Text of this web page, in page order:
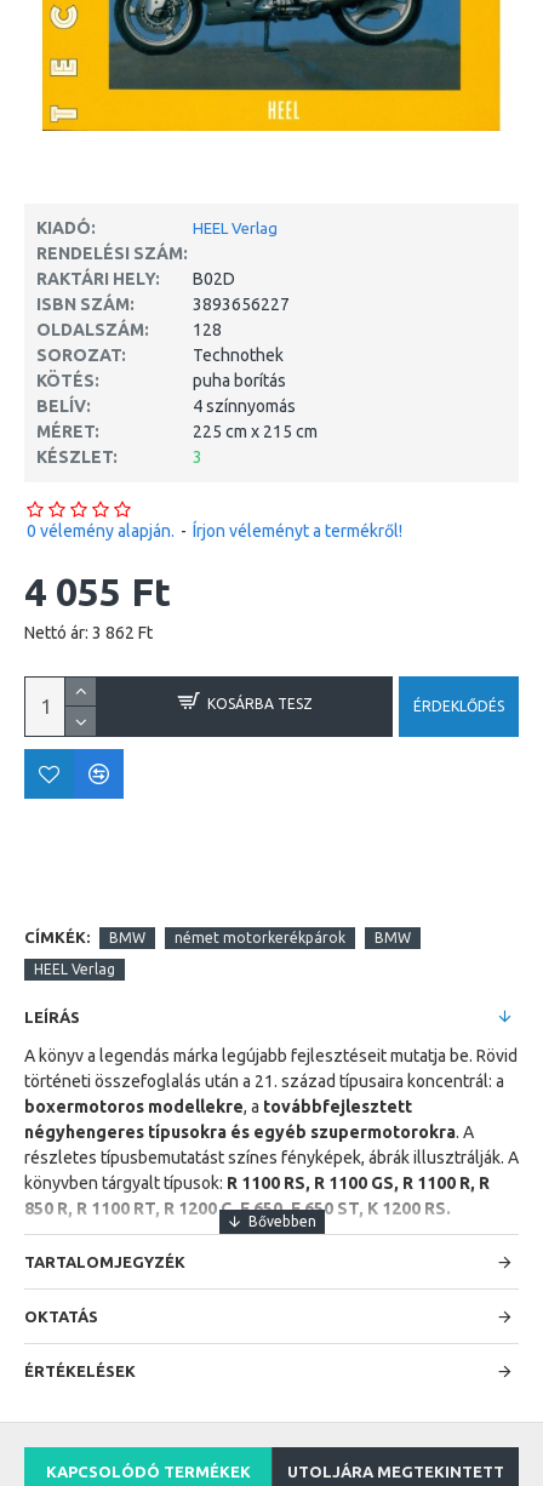
KIADÓ: HEEL Verlag
RENDELÉSI SZÁM:
RAKTÁRI HELY:
B02D
ISBN SZÁM:
3893656227
OLDALSZÁM:
128
SOROZAT:
Technothek
KÖTÉS:
puha borítás
BELÍV:
4 színnyomás
MÉRET:
225 cm x 215 cm
KÉSZLET:
3
0 vélemény alapján. - Írjon véleményt a termékről!
4 055 Ft
Nettó ár: 3 862 Ft
KOSÁRBA TESZ ÉRDEKLŐDÉS
CÍMKÉK: BMW német motorkerékpárok BMW
HEEL Verlag
LEÍRÁS
A könyv a legendás márka legújabb fejlesztéseit mutatja be. Rövid
történeti összefoglalás után a 21. század típusaira koncentrál: a
boxermotoros modellekre, a továbbfejlesztett
négyhengeres típusokra és egyéb szupermotorokra. A
részletes típusbemutatást színes fényképek, ábrák illusztrálják. A
könyvben tárgyalt típusok: R 1100 RS, R 1100 GS, R 1100 R, R
850 R, R 1100 RT, R 1200 C, F 650, F 650 ST, K 1200 RS.
TARTALOMJEGYZÉK
OKTATÁS
ÉRTÉKELÉSEK
KAPCSOLÓDÓ TERMÉKEK UTOLJÁRA MEGTEKINTETT